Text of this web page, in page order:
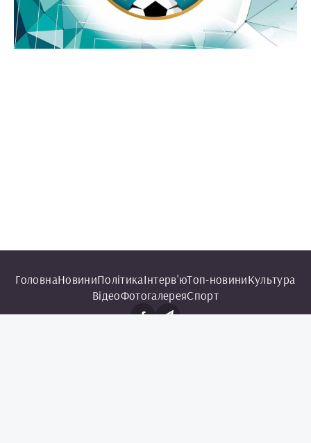
ГоловнаНовиниПолітикаІнтерв'юТоп-новиниКультура
ВідеоФотогалереяСпорт